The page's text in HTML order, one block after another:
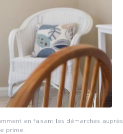
en faisant les démarches auprès
prime.